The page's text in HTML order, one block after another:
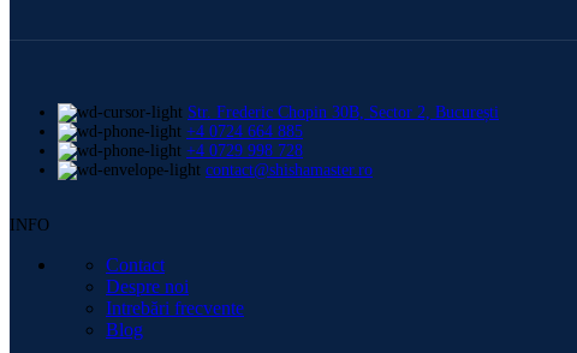
Str. Frederic Chopin 30B, Sector 2, București
+4 0724 664 885
+4 0729 998 728
contact@shishamaster.ro
INFO
Contact
Despre noi
Intrebări frecvente
Blog